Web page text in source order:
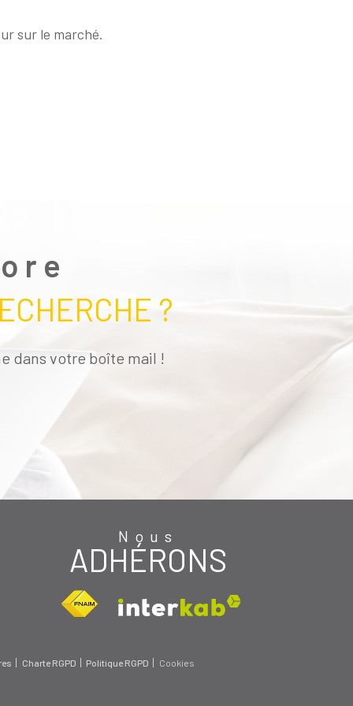
sur le marché.
?
dans votre boîte mail !
Nous
ADHÉRONS
Charte RGPD Politique RGPD Cookies